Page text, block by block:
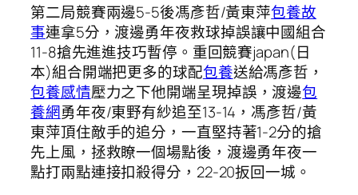
第二局競賽兩邊5-5後馮彥哲/黃東萍包養故
事連拿5分，渡邊勇年夜救球掉誤讓中國組合
11-8搶先進進技巧暫停。重回競賽japan(日
本)組合開端把更多的球配包養送給馮彥哲，
包養感情壓力之下他開端呈現掉誤，渡邊包
養網勇年夜/東野有紗追至13-14，馮彥哲/黃
東萍頂住敵手的追分，一直堅持著1-2分的搶
先上風，拯救瞭一個場點後，渡邊勇年夜一
點打兩點連接扣殺得分，22-20扳回一城。